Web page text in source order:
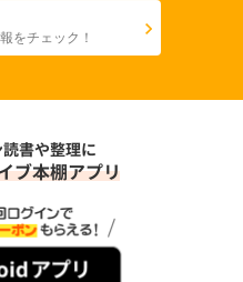
をチェック！